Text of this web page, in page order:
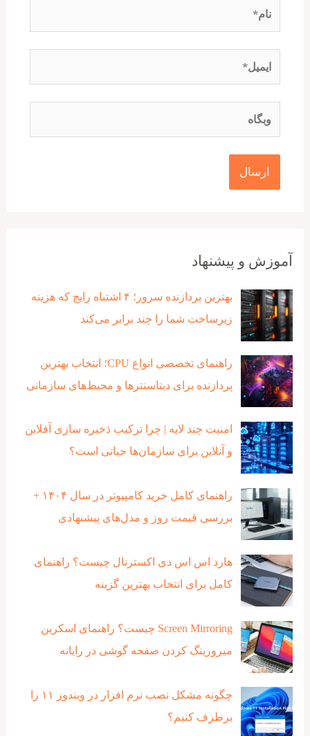
آموزش و پیشنهاد
بهترین پردازنده‌ سرور؛ ۴ اشتباه رایج که هزینه
زیرساخت شما را چند برابر می‌کند
راهنمای تخصصی انواع CPU؛ انتخاب بهترین
پردازنده برای دیتاسنترها و محیط‌های سازمانی
امنیت چند لایه | چرا ترکیب ذخیره‌ سازی آفلاین
و آنلاین برای سازمان‌ها حیاتی است؟
راهنمای کامل خرید کامپیوتر در سال ۱۴۰۴ +
بررسی قیمت روز و مدل‌های پیشنهادی
هارد اس اس دی اکسترنال چیست؟ راهنمای
کامل برای انتخاب بهترین گزینه
Screen Mirroring چیست؟ راهنمای اسکرین
میرورینگ کردن صفحه گوشی در رایانه
چگونه مشکل نصب نرم افزار در ویندوز ۱۱ را
برطرف کنیم؟